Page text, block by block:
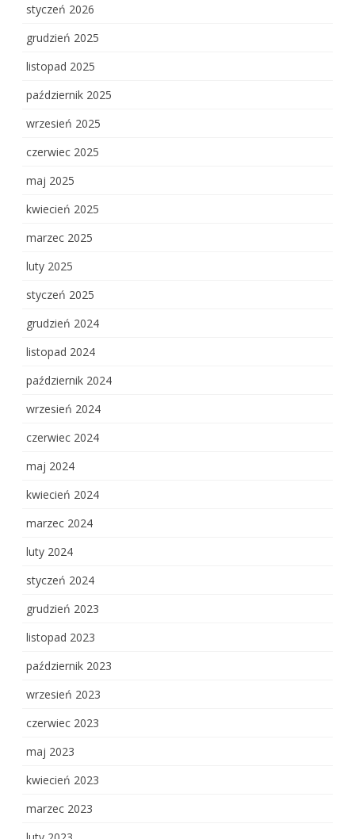
styczeń 2026
grudzień 2025
listopad 2025
październik 2025
wrzesień 2025
czerwiec 2025
maj 2025
kwiecień 2025
marzec 2025
luty 2025
styczeń 2025
grudzień 2024
listopad 2024
październik 2024
wrzesień 2024
czerwiec 2024
maj 2024
kwiecień 2024
marzec 2024
luty 2024
styczeń 2024
grudzień 2023
listopad 2023
październik 2023
wrzesień 2023
czerwiec 2023
maj 2023
kwiecień 2023
marzec 2023